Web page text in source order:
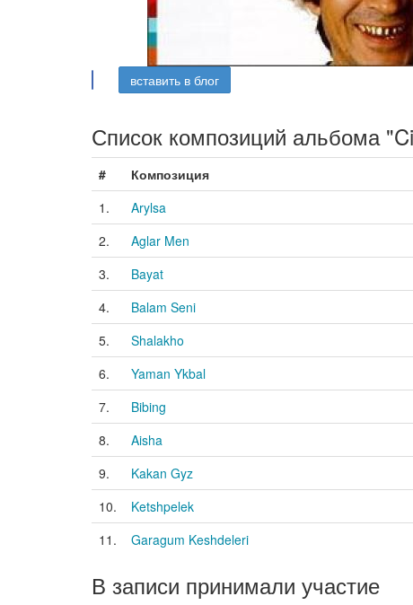
вставить в блог
Список композиций альбома
#
Композиция
1.
Arylsa
2.
Aglar Men
3.
Bayat
4.
Balam Seni
5.
Shalakho
6.
Yaman Ykbal
7.
Bibing
8.
Aisha
9.
Kakan Gyz
10.
Ketshpelek
11.
Garagum Keshdeleri
В записи принимали участие